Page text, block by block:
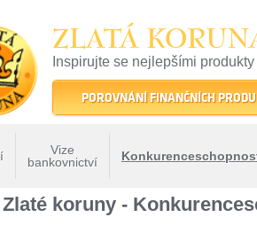
ZLATÁ
Inspirujte se nejlepšími produkty
22 let tradice a kvality na
POROVNÁNÍ FINANČNÍCH
Vize
bankovnictví
Fórum Zlaté koruny -
koruny -